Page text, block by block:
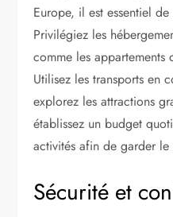
Europe, il est essentiel
Privilégiez les
comme les appartements
Utilisez les transports en
explorez les attractions
établissez un budget
activités afin de garder
Sécurité et